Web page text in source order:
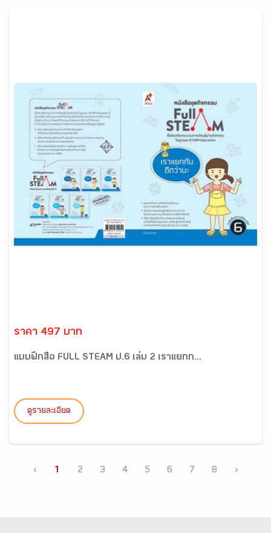
ราคา 497 บาท
แบบฝึกสื่อ FULL STEAM ป.6 เล่ม 2 เราแยกก...
ดูรายละเอียด
‹ 1 2 3 4 5 6 7 8 ›